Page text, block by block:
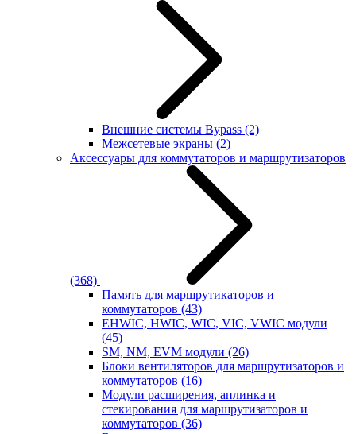
Внешние системы Bypass (2)
Межсетевые экраны (2)
Аксессуары для коммутаторов и маршрутизаторов
(368)
Память для маршрутикаторов и
коммутаторов (43)
EHWIC, HWIC, WIC, VIC, VWIC модули
(45)
SM, NM, EVM модули (26)
Блоки вентиляторов для маршрутизаторов и
коммутаторов (16)
Модули расширения, аплинка и
стекирования для маршрутизаторов и
коммутаторов (36)